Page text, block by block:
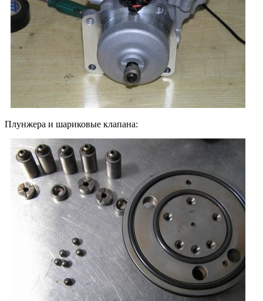
Плунжера и шариковые клапана: